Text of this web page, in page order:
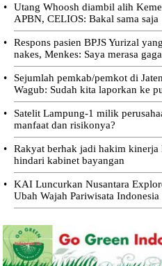
•
Utang Whoosh diambil alih
APBN, CELIOS: Bakal sama saja
•
Respons pasien BPJS Yurizal
nakes, Menkes: Saya merasa
•
Sejumlah pemkab/pemkot di
Wagub: Sudah kita laporkan ke
•
Satelit Lampung-1 milik
manfaat dan risikonya?
•
Rakyat berhak jadi hakim kinerja
hindari kabinet bayangan
•
KAI Luncurkan Nusantara
Ubah Wajah Pariwisata Indonesia